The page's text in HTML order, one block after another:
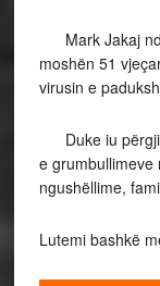
Mark Jakaj
moshën 51
virusin e
Duke iu
e grumbullimeve
ngushëllime,
Lutemi bashkë